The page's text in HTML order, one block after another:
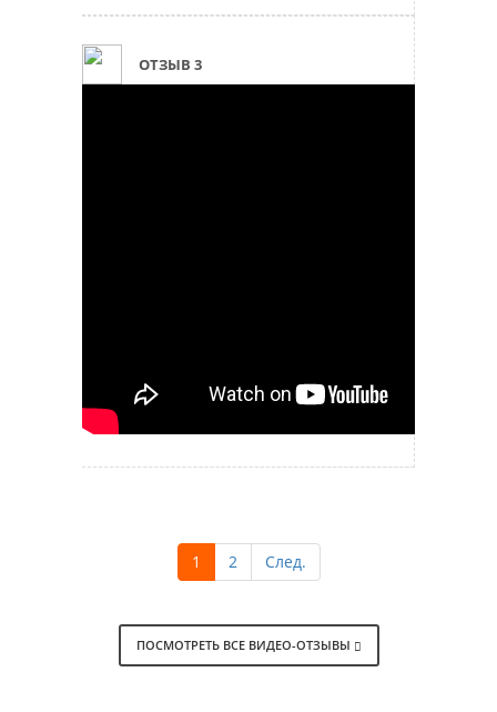
ОТЗЫВ 3
1 2 След.
ПОСМОТРЕТЬ ВСЕ ВИДЕО-ОТЗЫВЫ